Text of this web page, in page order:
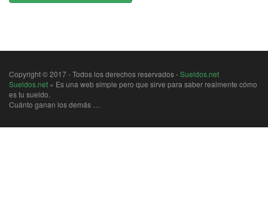
Copyright © 2017 - Todos los derechos reservados -Sueldos.net
Sueldos.net » Es una web simple pero que sirve para saber realmente cómo
es tu sueldo.
Cuánto ganan los demás …